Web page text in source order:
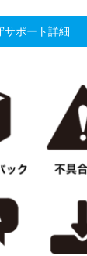
サポート詳細